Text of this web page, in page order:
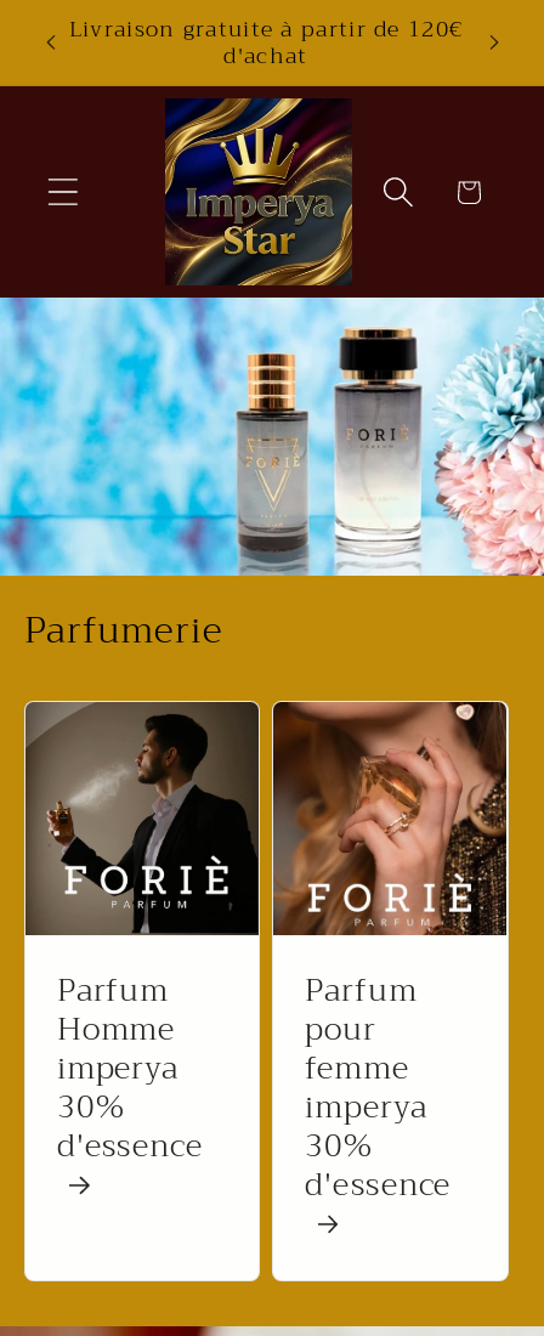
Skip to
content
Livraison gratuite à partir de 120€
d'achat
Cart
Parfumerie
Parfum
Homme
imperya
30%
d'essence
Parfum
pour
femme
imperya
30%
d'essence